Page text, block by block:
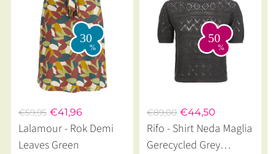
€59,95 €41,96
Lalamour - Rok Demi
Leaves Green
€89,00 €44,50
Rifo - Shirt Neda Maglia
Gerecycled Grey